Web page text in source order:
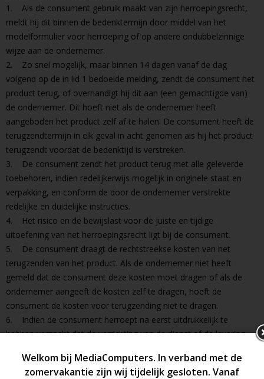
1. Als de consument gebruik maakt van zijn herroepingsrecht,
meldt hij dit binnen de bedenktermijn door middel van het
modelformulier voor herroeping of op andere ondubbelzinnige
wijze aan de ondernemer.
2. Zo snel mogelijk, maar binnen 14 dagen vanaf de dag
volgend op de in lid 1 bedoelde melding, zendt de consument het
product terug, of overhandigt hij dit aan (een gemachtigde van)
de ondernemer. Dit hoeft niet als de ondernemer heeft
aangeboden het product zelf af te halen. De consument heeft de
terugzendtermijn in elk geval in acht genomen als hij het product
terugzendt voordat de bedenktijd is verstreken.
3. De consument zendt het product terug met alle geleverde
toebehoren, indien redelijkerwijs mogelijk in originele staat en
verpakking, en conform de door de ondernemer verstrekte
redelijke en duidelijke instructies.
4. Het risico en de bewijslast voor de juiste en tijdige
uitoefening van het herroepingsrecht ligt bij de consument.
5. De consument draagt de rechtstreekse kosten van het
terugzenden van het product. Als de ondernemer niet heeft
gemeld dat de consument deze kosten moet dragen of als de
ondernemer aangeeft de kosten zelf te dragen, hoeft de
consument de kosten voor terugzending niet te dragen.
6. Indien de consument herroept na eerst uitdrukkelijk te
hebben verzocht dat de verrichting van de dienst of de levering
gemaakt in een beperkt volume of bepaalde hoeveelheid
aanvangt tijdens de bedenktijd, is de consument de ondernemer